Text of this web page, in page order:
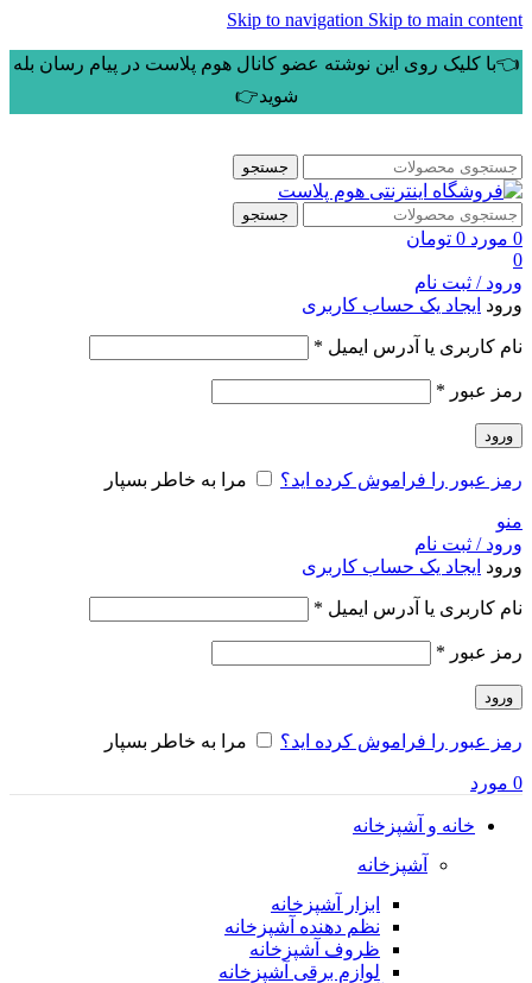
Skip to navigation Skip to main content
👈با کلیک روی این نوشته عضو کانال هوم پلاست در پیام رسان بله
شوید👉
جستجو
جستجو
0 مورد 0 تومان
0
ورود / ثبت نام
ورود ایجاد یک حساب کاربری
نام کاربری یا آدرس ایمیل *
رمز عبور *
ورود
رمز عبور را فراموش کرده اید؟ مرا به خاطر بسپار
منو
ورود / ثبت نام
ورود ایجاد یک حساب کاربری
نام کاربری یا آدرس ایمیل *
رمز عبور *
ورود
رمز عبور را فراموش کرده اید؟ مرا به خاطر بسپار
0 مورد
خانه و آشپزخانه
آشپزخانه
ابزار آشپزخانه
نظم دهنده آشپزخانه
ظروف آشپزخانه
لوازم برقی آشپزخانه